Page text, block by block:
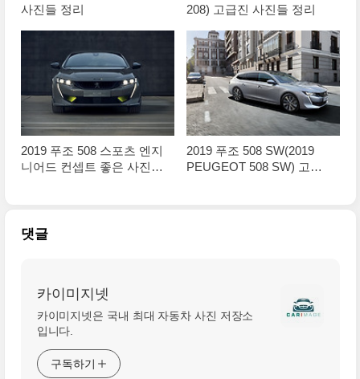
사진들 정리
208) 고급진 사진들 정리
2019 푸조 508 스포츠 엔지
니어드 컨셉트 좋은 사진들
2019 푸조 508 SW(2019
PEUGEOT 508 SW) 고급
댓글
카이미지넷
카이미지넷은 국내 최대 자동차 사진 저장소
입니다.
구독하기